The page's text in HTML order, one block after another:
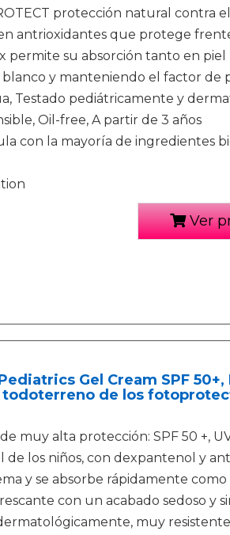
protección natural contra
antrioxidantes que protege
permite su absorción tanto en piel
blanco y manteniendo el factor de
Testado pediátricamente y
Oil-free, A partir de 3 años
con la mayoría de ingredientes
Ver
Gel Cream SPF
todoterreno de los
muy alta protección: SPF 50 +,
de los niños, con dexpantenol y
y se absorbe rápidamente
con un acabado sedoso y
muy